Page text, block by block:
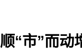
顺“市”而动